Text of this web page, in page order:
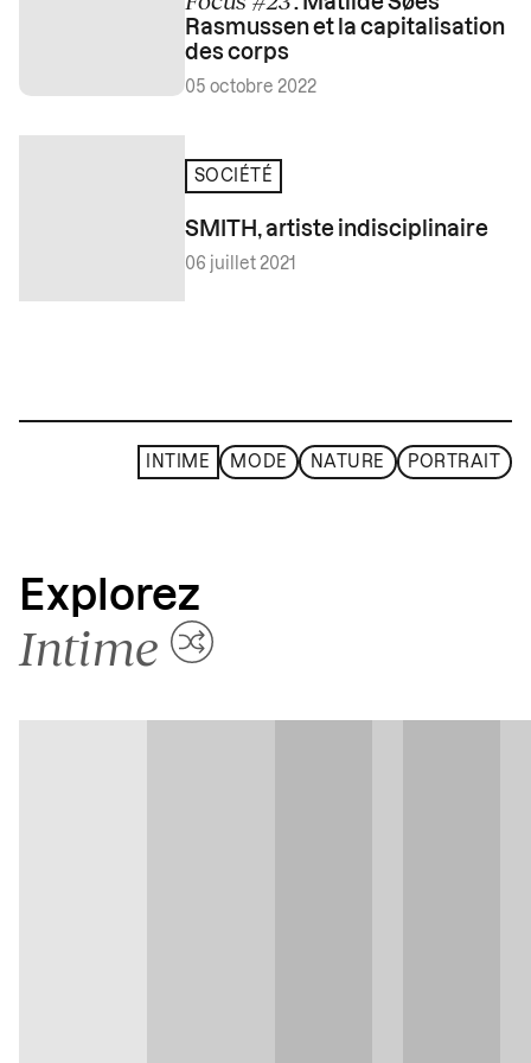
Rasmussen et la capitalisation
des corps
05 octobre 2022
SOCIÉTÉ
SMITH, artiste indisciplinaire
06 juillet 2021
INTIME MODE NATURE PORTRAIT
Explorez
Intime